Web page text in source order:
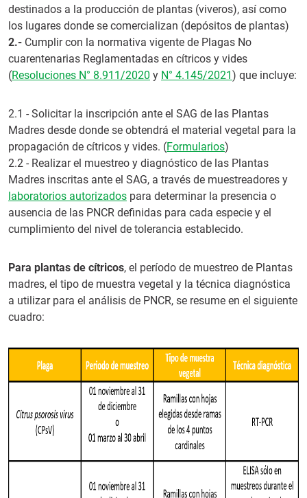
destinados a la producción de plantas (viveros), así como
los lugares donde se comercializan (depósitos de plantas)
2.- Cumplir con la normativa vigente de Plagas No
cuarentenarias Reglamentadas en cítricos y vides
(Resoluciones N° 8.911/2020 y N° 4.145/2021) que incluye:
2.1 - Solicitar la inscripción ante el SAG de las Plantas
Madres desde donde se obtendrá el material vegetal para la
propagación de cítricos y vides. (Formularios)
2.2 - Realizar el muestreo y diagnóstico de las Plantas
Madres inscritas ante el SAG, a través de muestreadores y
laboratorios autorizados para determinar la presencia o
ausencia de las PNCR definidas para cada especie y el
cumplimiento del nivel de tolerancia establecido.
Para plantas de cítricos, el período de muestreo de Plantas
madres, el tipo de muestra vegetal y la técnica diagnóstica
a utilizar para el análisis de PNCR, se resume en el siguiente
cuadro: